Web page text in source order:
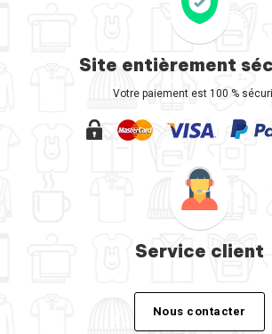
Site entièrement
Votre paiement est 100 %
Service client
Nous contacter